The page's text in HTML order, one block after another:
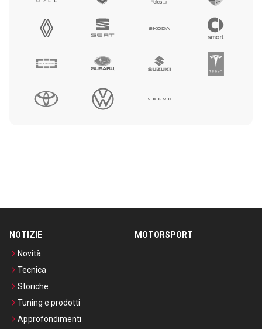
NOTIZIE
Novità
Tecnica
Storiche
Tuning e prodotti
Approfondimenti
MOTORSPORT